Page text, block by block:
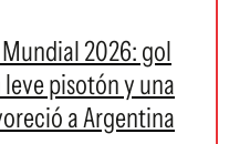
2026: gol
pisotón y una
a Argentina